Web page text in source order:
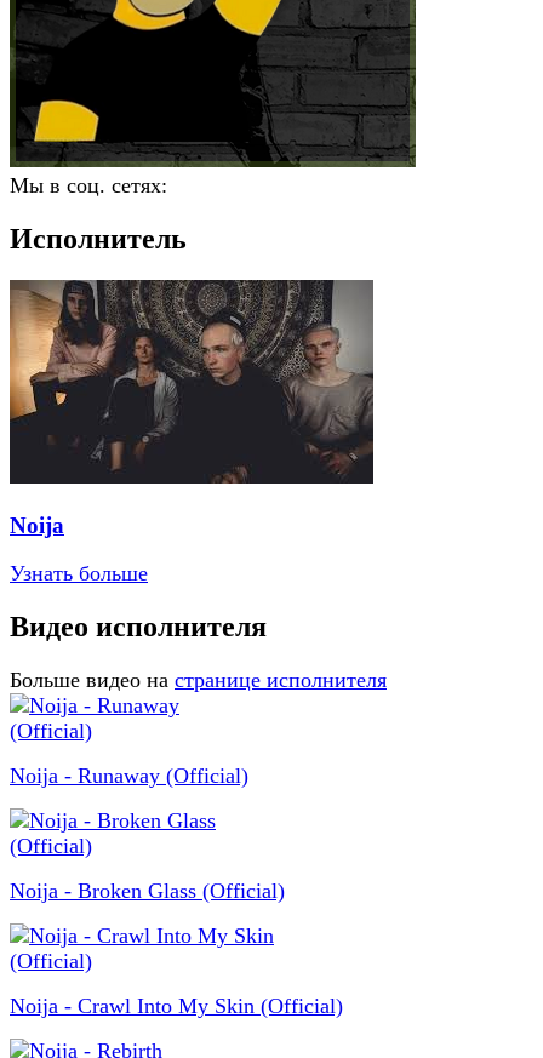
Мы в соц. сетях:
Исполнитель
Noija
Узнать больше
Видео исполнителя
Больше видео на странице исполнителя
Noija - Runaway (Official)
Noija - Broken Glass (Official)
Noija - Crawl Into My Skin (Official)